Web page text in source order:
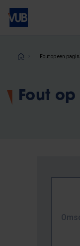
Overslaan
naar
inhoud
Fout op een
Fout